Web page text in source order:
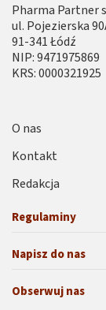
Pharma Partner
ul. Pojezierska
91-341 Łódź
NIP: 9471975869
KRS: 0000321925
Regulaminy
Napisz do nas
O nas
Kontakt
Redakcja
Obserwuj nas